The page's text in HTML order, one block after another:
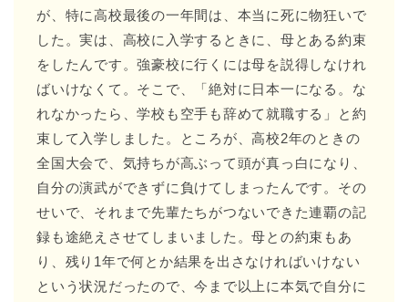
が、特に高校最後の一年間は、本当に死に物狂いで
した。実は、高校に入学するときに、母とある約束
をしたんです。強豪校に行くには母を説得しなけれ
ばいけなくて。そこで、「絶対に日本一になる。な
れなかったら、学校も空手も辞めて就職する」と約
束して入学しました。ところが、高校2年のときの
全国大会で、気持ちが高ぶって頭が真っ白になり、
自分の演武ができずに負けてしまったんです。その
せいで、それまで先輩たちがつないできた連覇の記
録も途絶えさせてしまいました。母との約束もあ
り、残り1年で何とか結果を出さなければいけない
という状況だったので、今まで以上に本気で自分に